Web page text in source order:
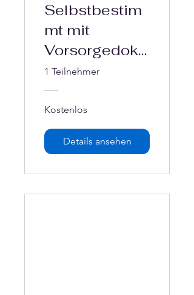
Selbstbestim
mt mit
Vorsorgedoku
menten.
Betreuungsve
rfügung,
Vorsorgevoll
macht,
Patientenverfü
gung, ... sind
1 Teilnehmer
Kostenlos
Details ansehen